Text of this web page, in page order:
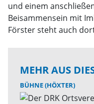
und einem
Beisammensein mit
Förster steht auch
MEHR AUS
BÜHNE (HÖXTER)